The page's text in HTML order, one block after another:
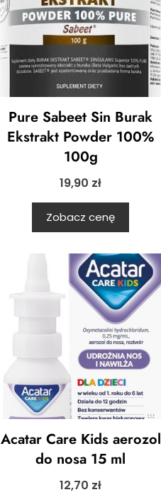
Pure Sabeet Sin Burak
Ekstrakt Powder 100%
100g
19,90 zł
Zobacz cenę
Acatar Care Kids aerozol
do nosa 15 ml
12,70 zł